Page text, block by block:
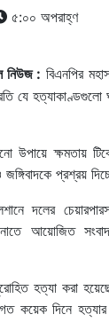
৫:০০ অপরাহ্ণ
নিউজ : বিএনপির
যে হত্যাকাণ্ডগুলো
উপায়ে ক্ষমতায়
প্রশ্রয়
দলের
আয়োজিত
হত্যা করা
কয়েক দিনে